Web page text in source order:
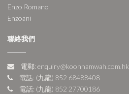
Enzo Romano
Enzoani
聯絡我們
電郵: enquiry@koonnamwah.com.hk
電話: (九龍) 852 68488408
電話: (九龍) 852 27700186